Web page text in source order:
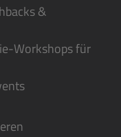
&
Workshops für